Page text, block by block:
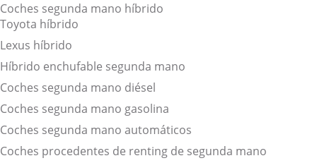
Coches segunda mano híbrido
Toyota híbrido
Lexus híbrido
Híbrido enchufable segunda mano
Coches segunda mano diésel
Coches segunda mano gasolina
Coches segunda mano automáticos
Coches procedentes de renting de segunda mano